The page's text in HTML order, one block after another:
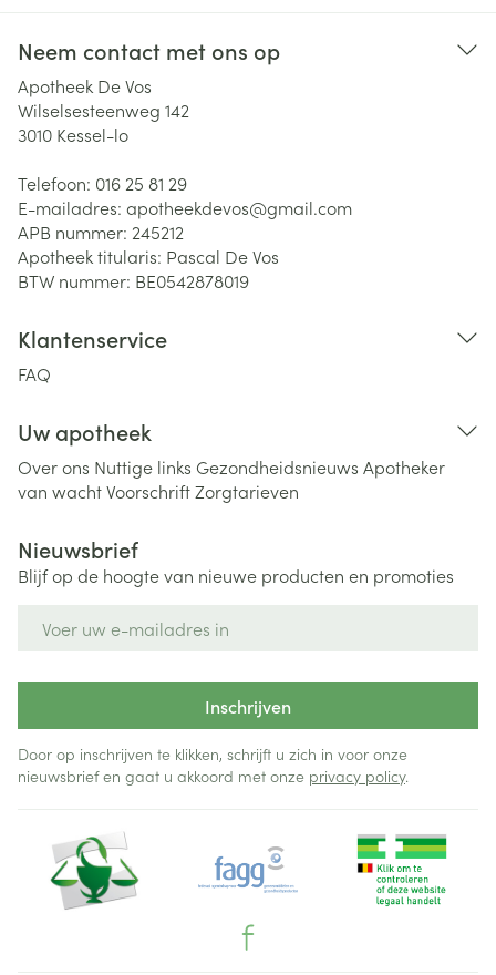
Neem contact met ons op
Apotheek De Vos
Wilselsesteenweg 142
3010 Kessel-lo
Telefoon: 016 25 81 29
E-mailadres: apotheekdevos@gmail.com
APB nummer: 245212
Apotheek titularis: Pascal De Vos
BTW nummer: BE0542878019
Klantenservice
FAQ
Uw apotheek
Over ons Nuttige links Gezondheidsnieuws Apotheker
van wachtVoorschriftZorgtarieven
Nieuwsbrief
Blijf op de hoogte van nieuwe producten en promoties
Inschrijven
Door op inschrijven te klikken, schrijft u zich in voor onze
nieuwsbrief en gaat u akkoord met onze privacy policy.